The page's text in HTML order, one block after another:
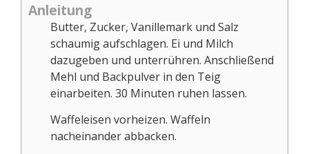
Anleitung
Butter, Zucker, Vanillemark und Salz
schaumig aufschlagen. Ei und Milch
dazugeben und unterrühren. Anschließend
Mehl und Backpulver in den Teig
einarbeiten. 30 Minuten ruhen lassen.
Waffeleisen vorheizen. Waffeln
nacheinander abbacken.